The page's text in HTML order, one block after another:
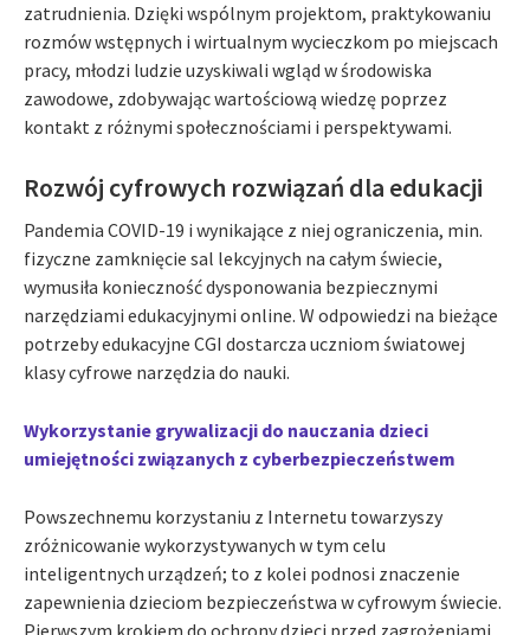
zatrudnienia. Dzięki wspólnym projektom, praktykowaniu
rozmów wstępnych i wirtualnym wycieczkom po miejscach
pracy, młodzi ludzie uzyskiwali wgląd w środowiska
zawodowe, zdobywając wartościową wiedzę poprzez
kontakt z różnymi społecznościami i perspektywami.
Rozwój cyfrowych rozwiązań dla edukacji
Pandemia COVID-19 i wynikające z niej ograniczenia, min.
fizyczne zamknięcie sal lekcyjnych na całym świecie,
wymusiła konieczność dysponowania bezpiecznymi
narzędziami edukacyjnymi online. W odpowiedzi na bieżące
potrzeby edukacyjne CGI dostarcza uczniom światowej
klasy cyfrowe narzędzia do nauki.
Wykorzystanie grywalizacji do nauczania dzieci
umiejętności związanych z cyberbezpieczeństwem
Powszechnemu korzystaniu z Internetu towarzyszy
zróżnicowanie wykorzystywanych w tym celu
inteligentnych urządzeń; to z kolei podnosi znaczenie
zapewnienia dzieciom bezpieczeństwa w cyfrowym świecie.
Pierwszym krokiem do ochrony dzieci przed zagrożeniami